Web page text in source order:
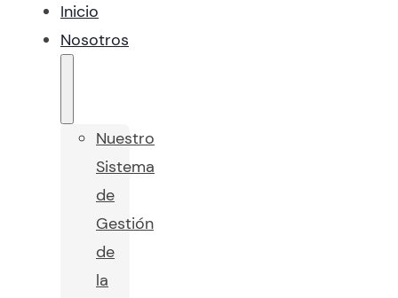
Inicio
Nosotros
Nuestro
Sistema
de
Gestión
de
la